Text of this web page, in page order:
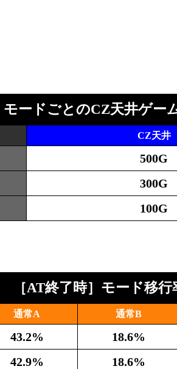
モードごとのCZ天井ゲー
CZ天井
500G
300G
100G
［AT終了時］モード移行
通常A 通常B
43.2% 18.6%
42.9% 18.6%